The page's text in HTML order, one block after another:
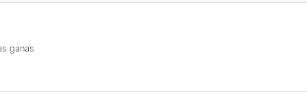
ganas